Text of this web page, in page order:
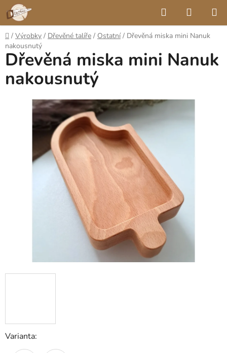
Přejít
na
obsah
Hledat
KOŠÍK
Domů
/ Výrobky / Dřevěné talíře / Ostatní / Dřevěná miska mini Nanuk
nakousnutý
Varianta:
Dřevěná miska mini Nanuk
nakousnutý